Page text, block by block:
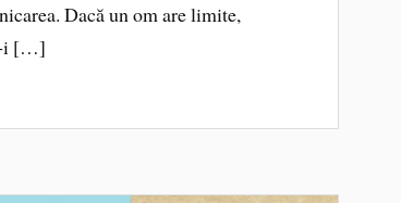
Dacă un om are limite,
[…]